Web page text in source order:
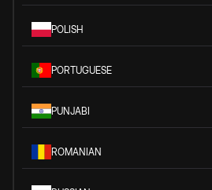
POLISH
PORTUGUESE
PUNJABI
ROMANIAN